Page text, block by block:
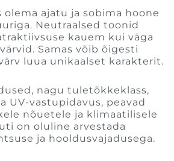
olema ajatu ja sobima hoone
Neutraalsed toonid
kauem kui väga
Samas võib õigesti
luua unikaalset karakterit.
nagu tuletõkkeklass,
UV-vastupidavus, peavad
nõuetele ja klimaatilisele
on oluline arvestada
ja hooldusvajadusega.